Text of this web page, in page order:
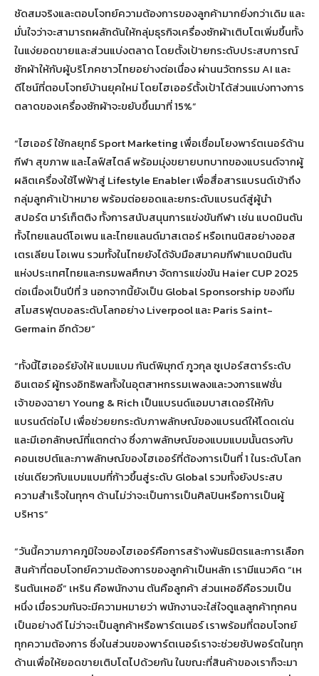
ชัดสมจริงและตอบโจทย์ความต้องการของลูกค้ามากยิ่งกว่าเดิม และ
มั่นใจว่าจะสามารถผลักดันให้กลุ่มธุรกิจเครื่องซักผ้าเติบโตเพิ่มขึ้นทั้ง
ในแง่ยอดขายและส่วนแบ่งตลาด โดยตั้งเป้ายกระดับประสบการณ์
ซักผ้าให้กับผู้บริโภคชาวไทยอย่างต่อเนื่อง ผ่านนวัตกรรม AI และ
ดีไซน์ที่ตอบโจทย์บ้านยุคใหม่ โดยไฮเออร์ตั้งเป้าได้ส่วนแบ่งทางการ
ตลาดของเครื่องซักผ้าจะขยับขึ้นมาที่ 15%”
“ไฮเออร์ ใช้กลยุทธ์ Sport Marketing เพื่อเชื่อมโยงพาร์ตเนอร์ด้าน
กีฬา สุขภาพ และไลฟ์สไตล์ พร้อมมุ่งขยายบทบาทของแบรนด์จากผู้
ผลิตเครื่องใช้ไฟฟ้าสู่ Lifestyle Enabler เพื่อสื่อสารแบรนด์เข้าถึง
กลุ่มลูกค้าเป้าหมาย พร้อมต่อยอดและยกระดับแบรนด์สู่ผู้นำ
สปอร์ต มาร์เก็ตติง ทั้งการสนับสนุนการแข่งขันกีฬา เช่น แบดมินตัน
ทั้งไทยแลนด์โอเพน และไทยแลนด์มาสเตอร์ หรือเทนนิสอย่างออส
เตรเลียน โอเพน รวมทั้งในไทยยังได้จับมือสมาคมกีฬาแบดมินตัน
แห่งประเทศไทยและกรมพลศึกษา จัดการแข่งขัน Haier CUP 2025
ต่อเนื่องเป็นปีที่ 3 นอกจากนี้ยังเป็น Global Sponsorship ของทีม
สโมสรฟุตบอลระดับโลกอย่าง Liverpool และ Paris Saint-
Germain อีกด้วย”
“ทั้งนี้ไฮเออร์ยังให้ แบมแบม กันต์พิมุกต์ ภูวกุล ซูเปอร์สตาร์ระดับ
อินเตอร์ ผู้ทรงอิทธิพลทั้งในอุตสาหกรรมเพลงและวงการแฟชั่น
เจ้าของฉายา Young & Rich เป็นแบรนด์แอมบาสเดอร์ให้กับ
แบรนด์ต่อไป เพื่อช่วยยกระดับภาพลักษณ์ของแบรนด์ให้โดดเด่น
และมีเอกลักษณ์ที่แตกต่าง ซึ่งภาพลักษณ์ของแบมแบมนั้นตรงกับ
คอนเซปต์และภาพลักษณ์ของไฮเออร์ที่ต้องการเป็นที่ 1 ในระดับโลก
เช่นเดียวกับแบมแบมที่ก้าวขึ้นสู่ระดับ Global รวมทั้งยังประสบ
ความสำเร็จในทุกๆ ด้านไม่ว่าจะเป็นการเป็นศิลปินหรือการเป็นผู้
บริหาร”
“วันนี้ความภาคภูมิใจของไฮเออร์คือการสร้างพันธมิตรและการเลือก
สินค้าที่ตอบโจทย์ความต้องการของลูกค้าเป็นหลัก เรามีแนวคิด “เห
รินตันเหออี” เหริน คือพนักงาน ตันคือลูกค้า ส่วนเหออีคือรวมเป็น
หนึ่ง เมื่อรวมกันจะมีความหมายว่า พนักงานจะใส่ใจดูแลลูกค้าทุกคน
เป็นอย่างดี ไม่ว่าจะเป็นลูกค้าหรือพาร์ตเนอร์ เราพร้อมที่ตอบโจทย์
ทุกความต้องการ ซึ่งในส่วนของพาร์ตเนอร์เราจะช่วยซัปพอร์ตในทุก
ด้านเพื่อให้ยอดขายเติบโตไปด้วยกัน ในขณะที่สินค้าของเราก็จะมา